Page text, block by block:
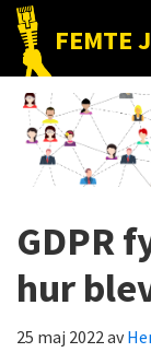
Hoppa
huvudnavigering
Hoppa
huvudinnehåll
Hoppa
det
primära
sidofältet
FEMTE
Nätet
till
folket!
GDPR
hur
25 maj 2022av